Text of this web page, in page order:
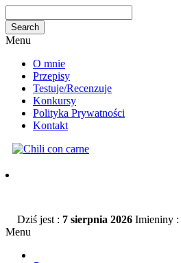
Menu
O mnie
Przepisy
Testuje/Recenzuje
Konkursy
Polityka Prywatności
Kontakt
Dziś jest : 7 sierpnia 2026 Imieniny :
Menu